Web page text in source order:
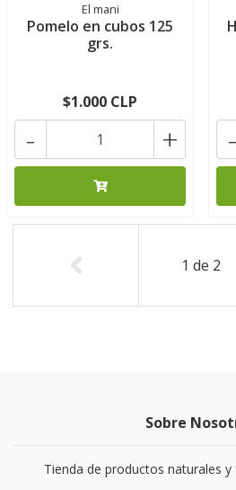
El mani
Pomelo en cubos 125
grs.
$1.000 CLP
+
- -
1 de 2
Sobre
Tienda de productos naturales